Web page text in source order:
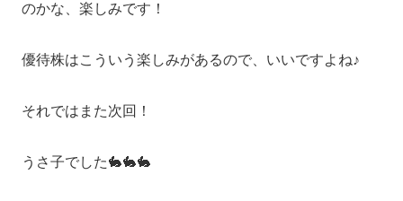
のかな、楽しみです！
優待株はこういう楽しみがあるので、いいですよね♪
それではまた次回！
うさ子でした🐇🐇🐇